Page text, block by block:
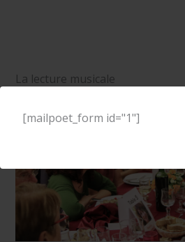
[mailpoet_form id="1"]
La lecture musicale